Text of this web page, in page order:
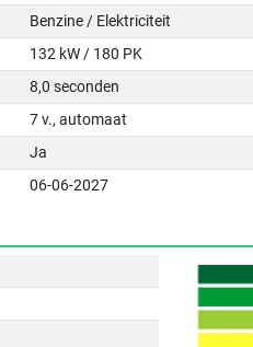
Benzine / Elektriciteit
132 kW / 180 PK
8,0 seconden
7 v., automaat
Ja
06-06-2027